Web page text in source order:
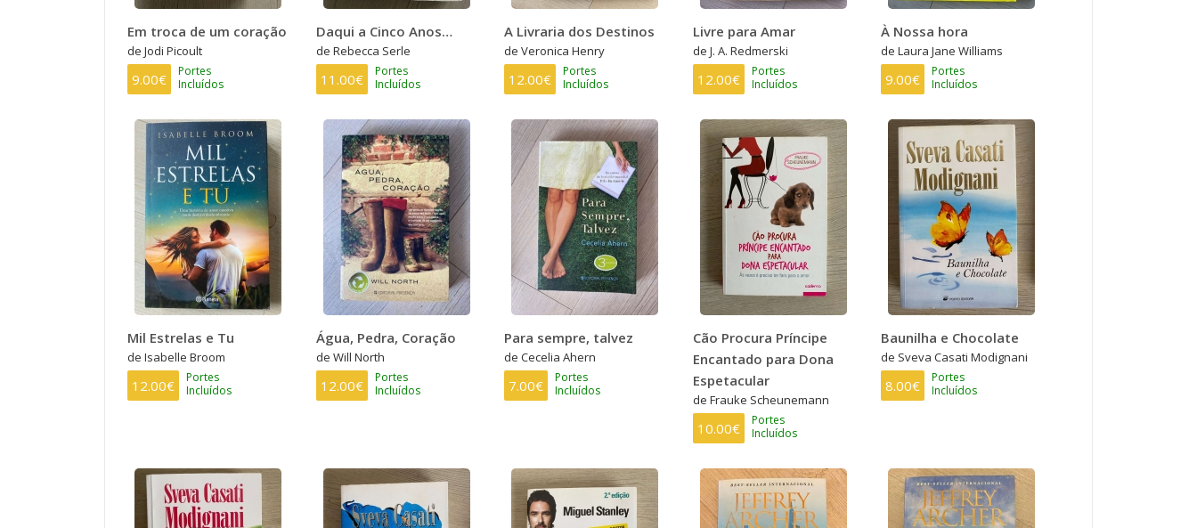
Em troca de um coração
de Jodi Picoult
9.00€
Portes
Incluídos
Daqui a Cinco Anos…
de Rebecca Serle
11.00€
Portes
Incluídos
A Livraria dos Destinos
de Veronica Henry
12.00€
Portes
Incluídos
Livre para Amar
de J. A. Redmerski
12.00€
Portes
Incluídos
À Nossa hora
de Laura Jane Williams
9.00€
Portes
Incluídos
Mil Estrelas e Tu
de Isabelle Broom
12.00€
Portes
Incluídos
Água, Pedra, Coração
de Will North
12.00€
Portes
Incluídos
Para sempre, talvez
de Cecelia Ahern
7.00€
Portes
Incluídos
Cão Procura Príncipe
Encantado para Dona
Espetacular
de Frauke Scheunemann
10.00€
Portes
Incluídos
Baunilha e Chocolate
de Sveva Casati Modignani
8.00€
Portes
Incluídos